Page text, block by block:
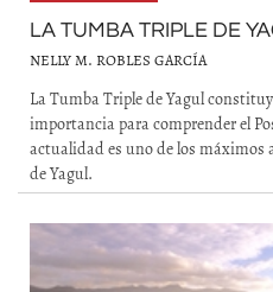
LA TUMBA TRIPLE DE
NELLY M. ROBLES GARCÍA
La Tumba Triple de Yagul
importancia para comprender el
actualidad es uno de los máximos
de Yagul.